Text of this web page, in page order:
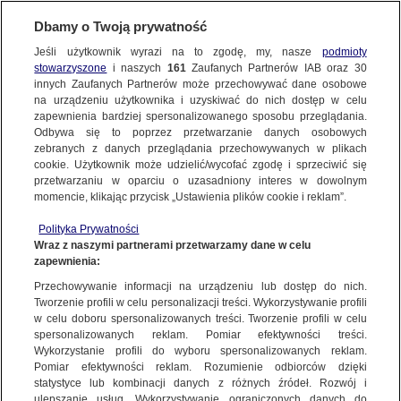
FAKTY | ZOBACZ FAKTY
Lotnisko Chopina w Warszawie będzie rozbudowane. "To nie jest
konkurencja dla lotniska w Baranowie"
NAJNOWSZE
ZOBACZ FAKTY
FAKTY PO FAKTACH
FAKTY O ŚWIECIE
WIĘCEJ
KANAŁY
Dzień dobry!
Jedno konto do wszystkich usług
Dbamy o Twoją prywatność
Jeśli użytkownik wyrazi na to zgodę, my, nasze podmioty
stowarzyszone i naszych 161Zaufanych Partnerów IAB oraz 30
innych Zaufanych Partnerów może przechowywać dane osobowe
na urządzeniu użytkownika i uzyskiwać do nich dostęp w celu
zapewnienia bardziej spersonalizowanego sposobu przeglądania.
Odbywa się to poprzez przetwarzanie danych osobowych
zebranych z danych przeglądania przechowywanych w plikach
cookie. Użytkownik może udzielić/wycofać zgodę i sprzeciwić się
przetwarzaniu w oparciu o uzasadniony interes w dowolnym
momencie, klikając przycisk „Ustawienia plików cookie i reklam”.
Polityka Prywatności
Wraz z naszymi partnerami przetwarzamy dane w celu
zapewnienia:
Przechowywanie informacji na urządzeniu lub dostęp do nich.
Tworzenie profili w celu personalizacji treści. Wykorzystywanie profili
w celu doboru spersonalizowanych treści. Tworzenie profili w celu
spersonalizowanych reklam. Pomiar efektywności treści.
Wykorzystanie profili do wyboru spersonalizowanych reklam.
Pomiar efektywności reklam. Rozumienie odbiorców dzięki
statystyce lub kombinacji danych z różnych źródeł. Rozwój i